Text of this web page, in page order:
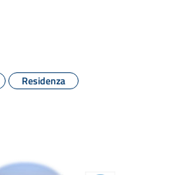
Residenza